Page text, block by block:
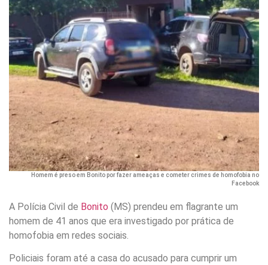
Homem é preso em Bonito por fazer ameaças e cometer crimes de homofobia no
Facebook
A Polícia Civil de Bonito (MS) prendeu em flagrante um
homem de 41 anos que era investigado por prática de
homofobia em redes sociais.
Policiais foram até a casa do acusado para cumprir um